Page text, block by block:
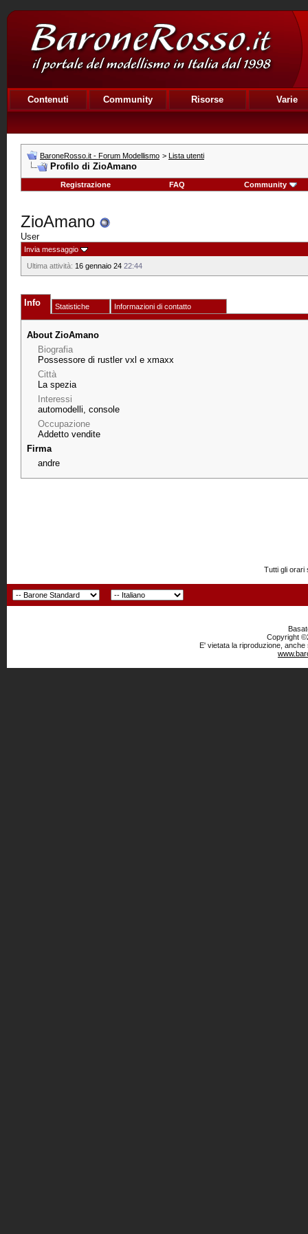
Contenuti Community Risorse Varie
BaroneRosso.it - Forum Modellismo > Lista utenti
Profilo di ZioAmano
Registrazione FAQ Community
ZioAmano
User
Invia messaggio
Ultima attività: 16 gennaio 24 22:44
Info Statistiche Informazioni di contatto
About ZioAmano
Biografia
Possessore di rustler vxl e xmaxx
Città
La spezia
Interessi
automodelli, console
Occupazione
Addetto vendite
Firma
andre
Tutti gli orari
Copyright
E' vietata la riproduzione,